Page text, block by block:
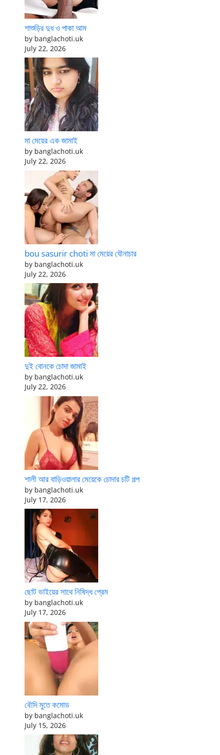
শাশুড়ির দুধ ও পাকা আম
by banglachoti.uk
July 22, 2026
মা মেয়ের এক জামাই
by banglachoti.uk
July 22, 2026
bou sasurir choti মা মেয়ের যৌনাচার
by banglachoti.uk
July 22, 2026
দুই বোনকে চোদা জামাই
by banglachoti.uk
July 22, 2026
শালী আর বাড়িওয়ালার মেয়েকে চোদার চটি গল্প
by banglachoti.uk
July 17, 2026
ছোট ভাইয়ের সাথে নিষিদ্ধ প্রেম
by banglachoti.uk
July 17, 2026
বৌদি মুতে কমোড
by banglachoti.uk
July 15, 2026